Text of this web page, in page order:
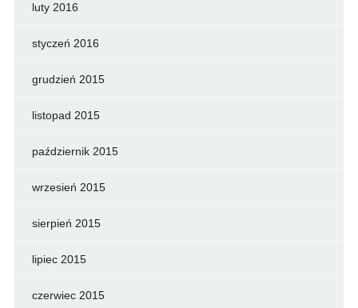
luty 2016
styczeń 2016
grudzień 2015
listopad 2015
październik 2015
wrzesień 2015
sierpień 2015
lipiec 2015
czerwiec 2015